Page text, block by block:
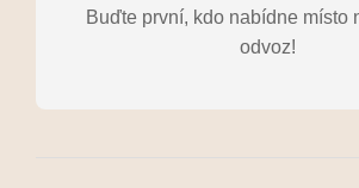
Buďte první, kdo nabídne místo
odvoz!